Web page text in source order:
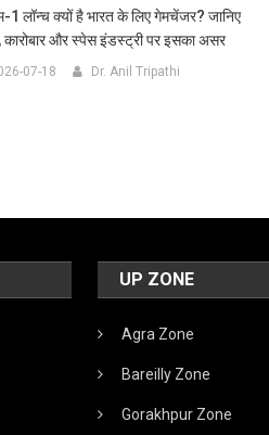
1 लॉन्च क्यों है भारत के लिए गेमचेंजर? जानिए
कारोबार और स्पेस इंडस्ट्री पर इसका असर
07-18 Dr. Anil Tripathi
UP ZONE
Agra Zone
Bareilly Zone
Gorakhpur Zone